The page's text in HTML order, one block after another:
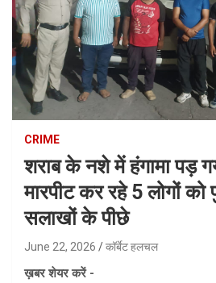
CRIME
शराब के नशे में हंगामा पड़
मारपीट कर रहे 5 लोगों
सलाखों के पीछे
June 22, 2026 कॉर्बेट हलचल
ख़बर शेयर करें -